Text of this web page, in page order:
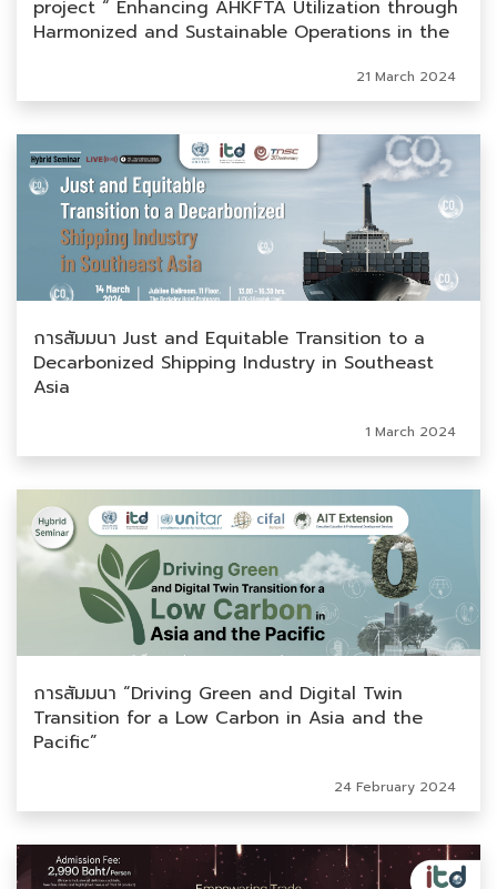
project “ Enhancing AHKFTA Utilization through
Harmonized and Sustainable Operations in the
21 March 2024
การสัมมนา Just and Equitable Transition to a
Decarbonized Shipping Industry in Southeast
Asia
1 March 2024
การสัมมนา “Driving Green and Digital Twin
Transition for a Low Carbon in Asia and the
Pacific”
24 February 2024